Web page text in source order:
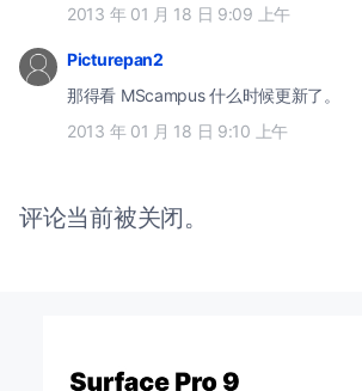
2013 年 01 月 18 日 9:09 上午
Picturepan2
那得看 MScampus 什么时候更新了。
2013 年 01 月 18 日 9:10 上午
评论当前被关闭。